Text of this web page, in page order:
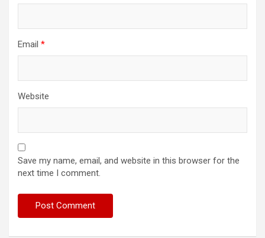
Email *
Website
Save my name, email, and website in this browser for the
next time I comment.